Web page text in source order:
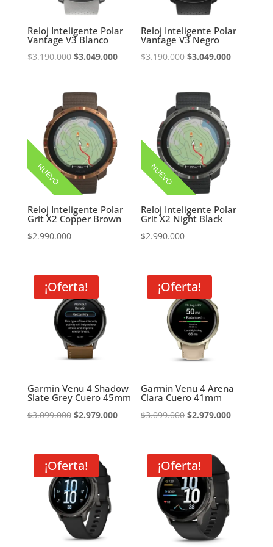
Reloj Inteligente Polar
Vantage V3 Blanco
$3.190.000 El
era:
$3.190.000.
$3.049.000El
$3.049.000.
Reloj Inteligente Polar
Vantage V3 Negro
$3.190.000 El
era:
$3.190.000.
$3.049.000El
NUEVO
Reloj Inteligente Polar
Grit X2 Copper Brown
$2.990.000
NUEVO
Reloj Inteligente Polar
Grit X2 Night Black
$2.990.000
¡Oferta!
Garmin Venu 4 Shadow
Slate Grey Cuero 45mm
$3.099.000 El
era:
$3.099.000.
$2.979.000El
$2.979.000.
¡Oferta!
Garmin Venu 4 Arena
Clara Cuero 41mm
$3.099.000 El
era:
$3.099.000.
$2.979.000El
¡Oferta! ¡Oferta!